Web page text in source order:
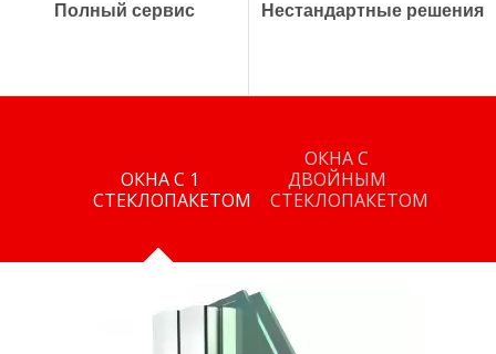
Монтаж
Полный сервис Нестандартные решения
ОКНА С 1
СТЕКЛОПАКЕТОМ
ОКНА С
ДВОЙНЫМ
СТЕКЛОПАКЕТОМ